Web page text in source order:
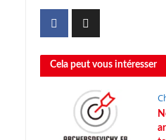
Cela peut vous intéresser